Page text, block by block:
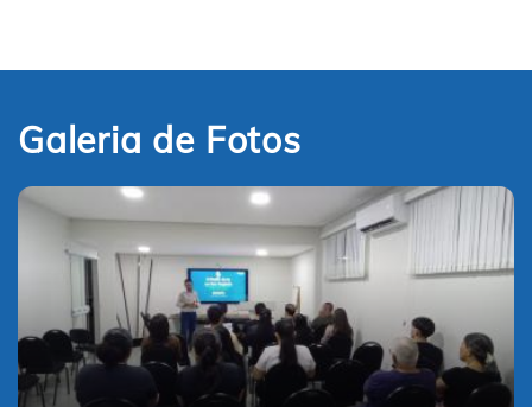
Galeria de Fotos